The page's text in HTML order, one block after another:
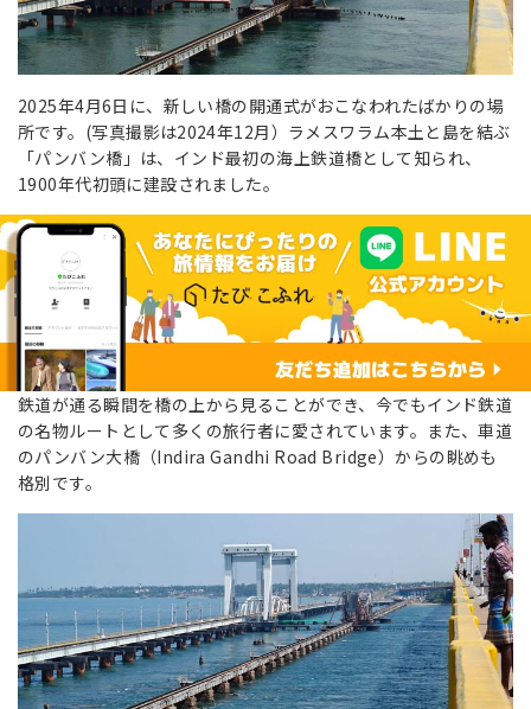
2025年4月6日に、新しい橋の開通式がおこなわれたばかりの場
所です。(写真撮影は2024年12月）ラメスワラム本土と島を結ぶ
「パンバン橋」は、インド最初の海上鉄道橋として知られ、
1900年代初頭に建設されました。
鉄道が通る瞬間を橋の上から見ることができ、今でもインド鉄道
の名物ルートとして多くの旅行者に愛されています。また、車道
のパンバン大橋（Indira Gandhi Road Bridge）からの眺めも
格別です。